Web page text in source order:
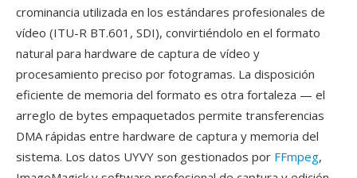
crominancia utilizada en los estándares profesionales de
vídeo (ITU-R BT.601, SDI), convirtiéndolo en el formato
natural para hardware de captura de vídeo y
procesamiento preciso por fotogramas. La disposición
eficiente de memoria del formato es otra fortaleza — el
arreglo de bytes empaquetados permite transferencias
DMA rápidas entre hardware de captura y memoria del
sistema. Los datos UYVY son gestionados por FFmpeg,